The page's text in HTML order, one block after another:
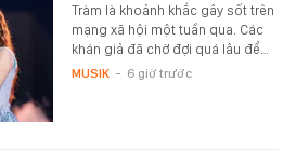
Tràm là khoảnh khắc gây sốt trên
mạng xã hội một tuần qua. Các
khán giả đã chờ đợi quá lâu để…
MUSIK - 6 giờ trước